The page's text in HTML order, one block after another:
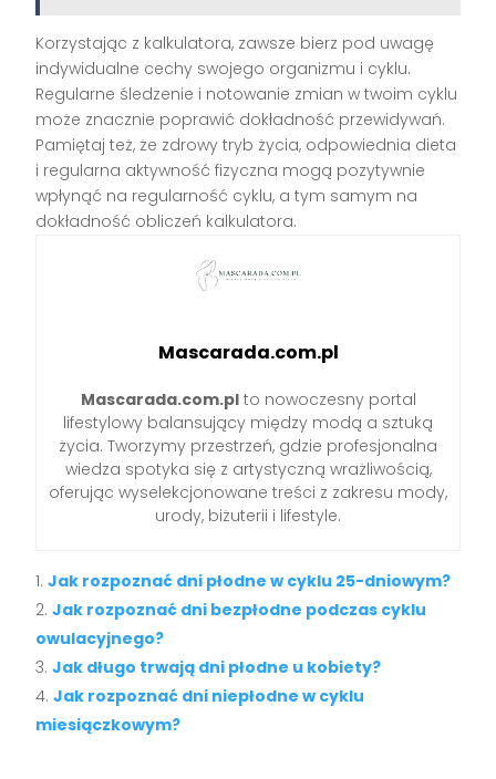
Korzystając z kalkulatora, zawsze bierz pod uwagę
indywidualne cechy swojego organizmu i cyklu.
Regularne śledzenie i notowanie zmian w twoim cyklu
może znacznie poprawić dokładność przewidywań.
Pamiętaj też, że zdrowy tryb życia, odpowiednia dieta
i regularna aktywność fizyczna mogą pozytywnie
wpłynąć na regularność cyklu, a tym samym na
dokładność obliczeń kalkulatora.
Mascarada.com.pl
Mascarada.com.plto nowoczesny portal
lifestylowy balansujący między modą a sztuką
życia. Tworzymy przestrzeń, gdzie profesjonalna
wiedza spotyka się z artystyczną wrażliwością,
oferując wyselekcjonowane treści z zakresu mody,
urody, biżuterii i lifestyle.
Jak rozpoznać dni płodne w cyklu 25-dniowym?
Jak rozpoznać dni bezpłodne podczas cyklu
owulacyjnego?
Jak długo trwają dni płodne u kobiety?
Jak rozpoznać dni niepłodne w cyklu
miesiączkowym?